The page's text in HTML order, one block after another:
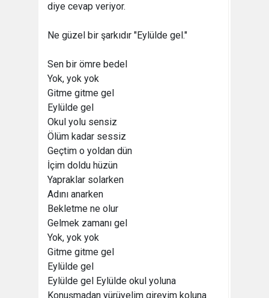
diye cevap veriyor.
Ne güzel bir şarkıdır "Eylülde gel."
Sen bir ömre bedel
Yok, yok yok
Gitme gitme gel
Eylülde gel
Okul yolu sensiz
Ölüm kadar sessiz
Geçtim o yoldan dün
İçim doldu hüzün
Yapraklar solarken
Adını anarken
Bekletme ne olur
Gelmek zamanı gel
Yok, yok yok
Gitme gitme gel
Eylülde gel
Eylülde gel Eylülde okul yoluna
Konuşmadan yürüyelim gireyim koluna